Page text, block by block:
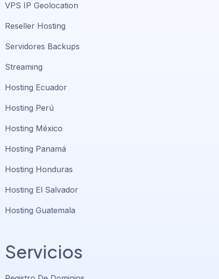
VPS IP Geolocation
Reseller Hosting
Servidores Backups
Streaming
Hosting Ecuador
Hosting Perú
Hosting México
Hosting Panamá
Hosting Honduras
Hosting El Salvador
Hosting Guatemala
Servicios